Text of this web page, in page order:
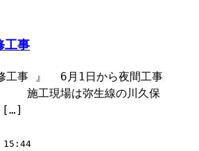
工事
工事 』 ⁡ 6月1日から夜間工事
施工現場は弥生線の川久保
[…]
15:44